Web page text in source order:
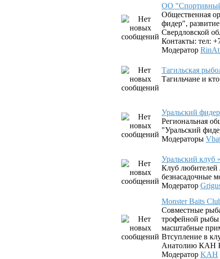
ОО
Общественная
фидер",
Свердловской
Контакты: тел:
Модератор
Тагильская
Тагильчане и
Уральский
Региональная
"Уральский
Модераторы
Уральский клуб
Клуб
безнасадочные
Модератор
Monster Baits
Совместные
трофейной рыбы
масштабные
Втсупление в
Анатолию КАН
Модератор KAH